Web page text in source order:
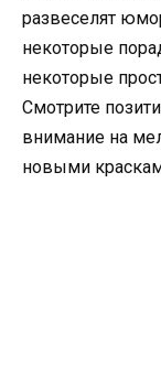
развеселят
некоторые
некоторые
Смотрите
внимание на
новыми